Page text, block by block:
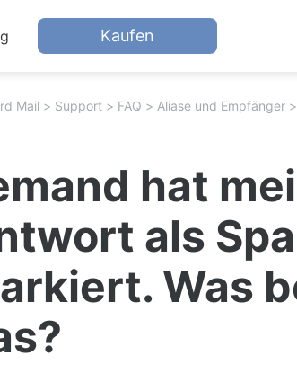
Kaufen
Mail Support FAQ Aliase und Empfänger
hat
als
Was